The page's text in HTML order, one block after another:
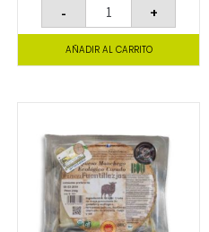
- +
AÑADIR AL CARRITO